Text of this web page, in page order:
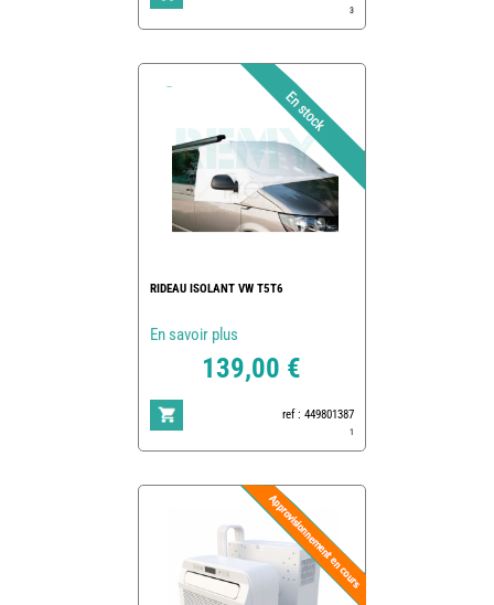
3
RIDEAU ISOLANT VW T5T6
En savoir plus
139,00 €
ref : 449801387
1